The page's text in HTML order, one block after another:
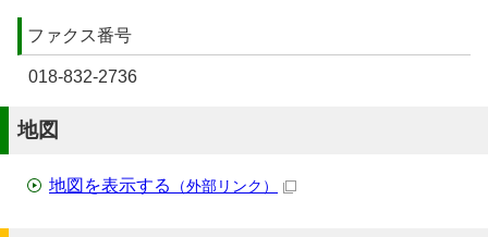
ファクス番号
018-832-2736
地図
地図を表示する （外部リンク）